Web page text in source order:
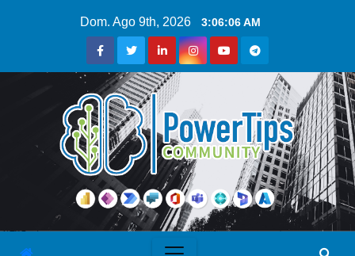
Dom. Ago 9th, 2026 3:06:07 AM